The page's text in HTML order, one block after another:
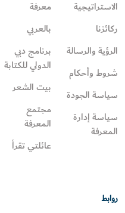
الاستراتيجية
ركائزنا
الرؤية والرسالة
شروط وأحكام
سياسة الجودة
سياسة إدارة
المعرفة
معرفة
بالعربي
برنامج دبي
الدولي للكتابة
بيت الشعر
مجتمع
المعرفة
عائلتي تقرأ‎
روابط